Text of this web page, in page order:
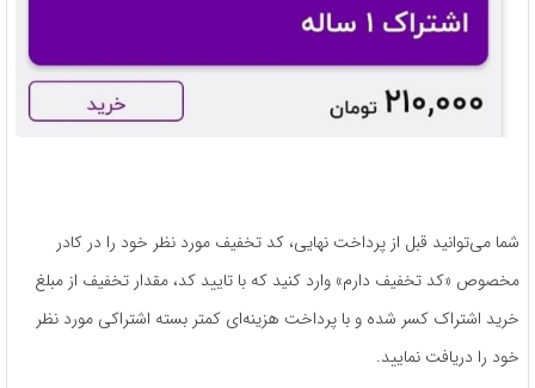
شما می‌توانید قبل از پرداخت نهایی، کد تخفیف مورد نظر خود را در کادر
مخصوص «کد تخفیف دارم» وارد کنید که با تایید کد، مقدار تخفیف از مبلغ
خرید اشتراک کسر شده و با پرداخت هزینه‌ای کمتر بسته‌ اشتراکی مورد نظر
خود را دریافت نمایید.